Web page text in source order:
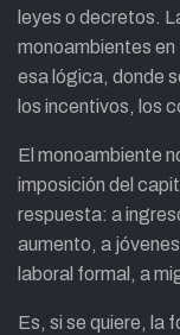
leyes o decretos.
monoambientes
esa lógica, donde
los incentivos, los
El monoambiente
imposición del
respuesta: a
aumento, a
laboral formal, a
Es, si se quiere, la